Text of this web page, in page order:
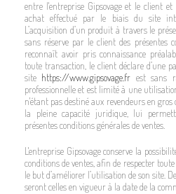
entre l'entreprise Gipsovage et le client
achat effectué par le biais du site
L’acquisition d’un produit à travers le
sans réserve par le client des présentes
reconnaît avoir pris connaissance
toute transaction, le client déclare d’une
site https://www.gipsovage.fr est sans
professionnelle et est limité à une
n'étant pas destiné aux revendeurs en
la pleine capacité juridique, lui
présentes conditions générales de ventes.
L'entreprise Gipsovage conserve la
conditions de ventes, afin de respecter
le but d’améliorer l’utilisation de son site.
seront celles en vigueur à la date de la